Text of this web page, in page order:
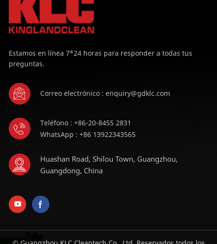
Estamos en línea 7*24 horas para responder a todas tus
preguntas.
Correo electrónico : enquiry@gdklc.com
Teléfono : +86-20-8455 2831
WhatsApp : +86 13922343565
Huashan Road, Shilou Town, Guangzhou,
Guangdong, China